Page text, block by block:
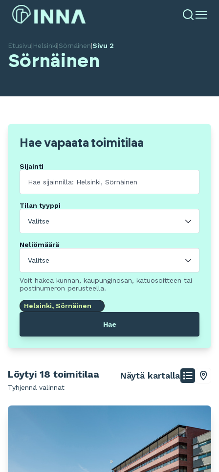
Etusivu|Helsinki|Sörnäinen|Sivu 2
Sörnäinen
Hae vapaata toimitilaa
Sijainti
Tilan tyyppi
Valitse
Neliömäärä
Valitse
Voit hakea kunnan, kaupunginosan, katuosoitteen tai
postinumeron perusteella.
Helsinki, Sörnäinen
Hae
Löytyi 18 toimitilaa
Tyhjennä valinnat
Näytä kartalla